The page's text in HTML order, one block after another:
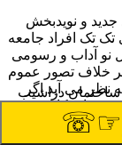
و نویدبخش
تک افراد جامعه
نو آداب و رسومی
خلاف تصور عموم
نظر می آید اگر
برخی از نکات توجه
دزاشیب
☞☏